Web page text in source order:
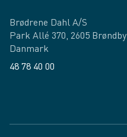
Brødrene Dahl A/S
Park Allé 370, 2605 Brøndby
Danmark
48 78 40 00